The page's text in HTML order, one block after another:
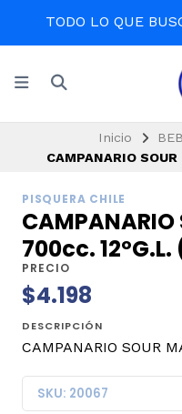
TODO LO QUE
Inicio
CAMPANARIO
PISQUERA CHILE
CAMPANARIO
700cc. 12ºG.L.
PRECIO
$4.198
DESCRIPCIÓN
CAMPANARIO SOUR
SKU: 20067